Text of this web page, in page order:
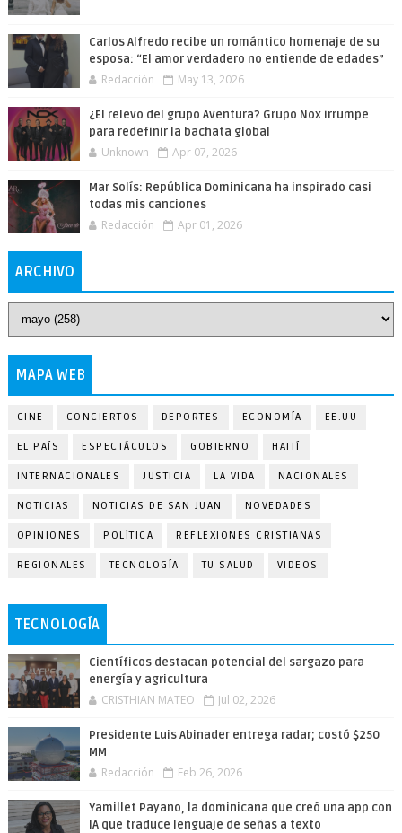
Carlos Alfredo recibe un romántico homenaje de su
esposa: “El amor verdadero no entiende de edades”
Redacción May 13, 2026
¿El relevo del grupo Aventura? Grupo Nox irrumpe
para redefinir la bachata global
Unknown Apr 07, 2026
Mar Solís: República Dominicana ha inspirado casi
todas mis canciones
Redacción Apr 01, 2026
ARCHIVO
MAPA WEB
CINE CONCIERTOS DEPORTES ECONOMÍA EE.UU
EL PAÍS ESPECTÁCULOS GOBIERNO HAITÍ
INTERNACIONALES JUSTICIA LA VIDA NACIONALES
NOTICIAS NOTICIAS DE SAN JUAN NOVEDADES
OPINIONES POLÍTICA REFLEXIONES CRISTIANAS
REGIONALES TECNOLOGÍA TU SALUD VIDEOS
TECNOLOGÍA
Científicos destacan potencial del sargazo para
energía y agricultura
CRISTHIAN MATEO Jul 02, 2026
Presidente Luis Abinader entrega radar; costó $250
MM
Redacción Feb 26, 2026
Yamillet Payano, la dominicana que creó una app con
IA que traduce lenguaje de señas a texto